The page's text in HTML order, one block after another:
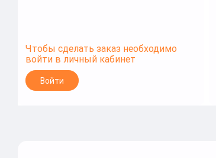
Чтобы сделать заказ необходимо
войти в личный кабинет
Войти